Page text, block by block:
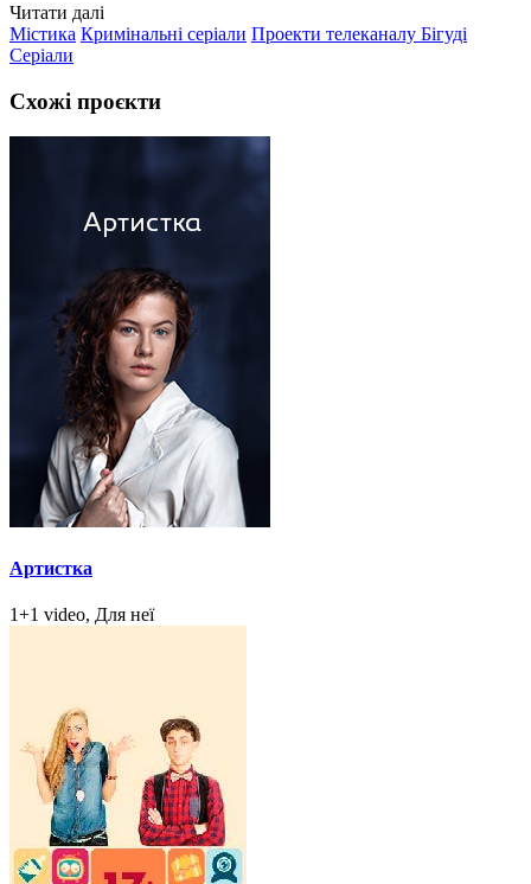
Читати далі
Містика Кримінальні серіали Проекти телеканалу Бігуді
Серіали
Схожі проєкти
Артистка
1+1 video, Для неї